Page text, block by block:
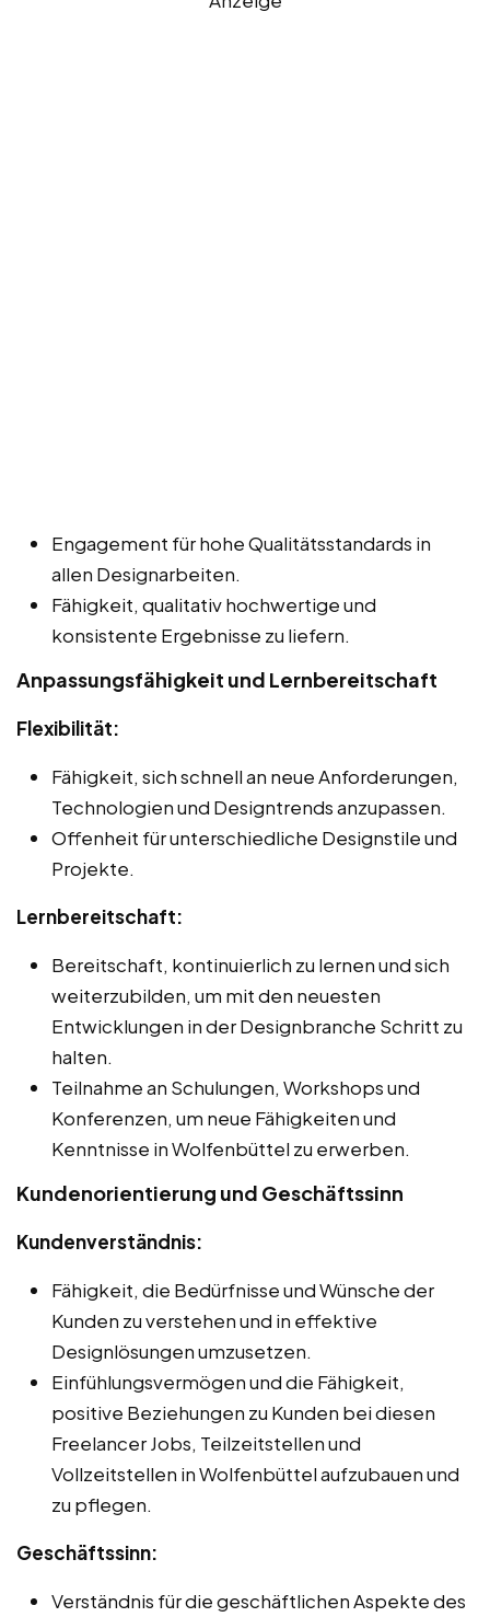
Engagement für hohe Qualitätsstandards in
allen Designarbeiten.
Fähigkeit, qualitativ hochwertige und
konsistente Ergebnisse zu liefern.
Anpassungsfähigkeit und Lernbereitschaft
Flexibilität:
Fähigkeit, sich schnell an neue Anforderungen,
Technologien und Designtrends anzupassen.
Offenheit für unterschiedliche Designstile und
Projekte.
Lernbereitschaft:
Bereitschaft, kontinuierlich zu lernen und sich
weiterzubilden, um mit den neuesten
Entwicklungen in der Designbranche Schritt zu
halten.
Teilnahme an Schulungen, Workshops und
Konferenzen, um neue Fähigkeiten und
Kenntnisse in Wolfenbüttel zu erwerben.
Kundenorientierung und Geschäftssinn
Kundenverständnis:
Fähigkeit, die Bedürfnisse und Wünsche der
Kunden zu verstehen und in effektive
Designlösungen umzusetzen.
Einfühlungsvermögen und die Fähigkeit,
positive Beziehungen zu Kunden bei diesen
Freelancer Jobs, Teilzeitstellen und
Vollzeitstellen in Wolfenbüttel aufzubauen und
zu pflegen.
Geschäftssinn:
Verständnis für die geschäftlichen Aspekte des